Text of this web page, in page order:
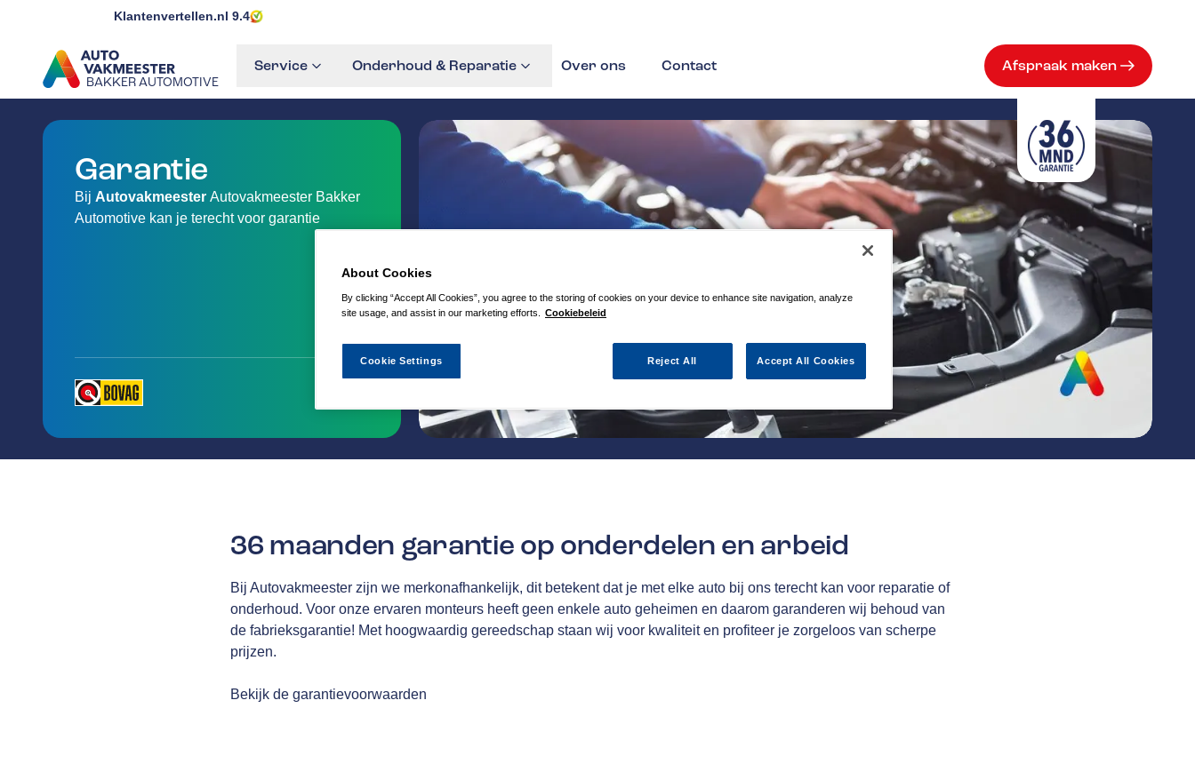
Klantenvertellen.nl 9.4
BAKKER AUTOMOTIVE
GA NAAR DE HOMEPAGINA
Service Onderhoud & Reparatie Over ons Contact Afspraak maken
Garantie
Bij Autovakmeester Autovakmeester Bakker
Automotive kan je terecht voor garantie
36 maanden garantie op onderdelen en arbeid
Bij Autovakmeester zijn we merkonafhankelijk, dit betekent dat je met elke auto bij ons terecht kan voor reparatie of
onderhoud. Voor onze ervaren monteurs heeft geen enkele auto geheimen en daarom garanderen wij behoud van
de fabrieksgarantie! Met hoogwaardig gereedschap staan wij voor kwaliteit en profiteer je zorgeloos van scherpe
prijzen.
Bekijk de garantievoorwaarden
About Cookies
By clicking “Accept All Cookies”, you agree to the storing of cookies on your device to enhance site navigation, analyze
site usage, and assist in our marketing efforts.
Cookiebeleid
Reject All Accept All Cookies
Cookie Settings